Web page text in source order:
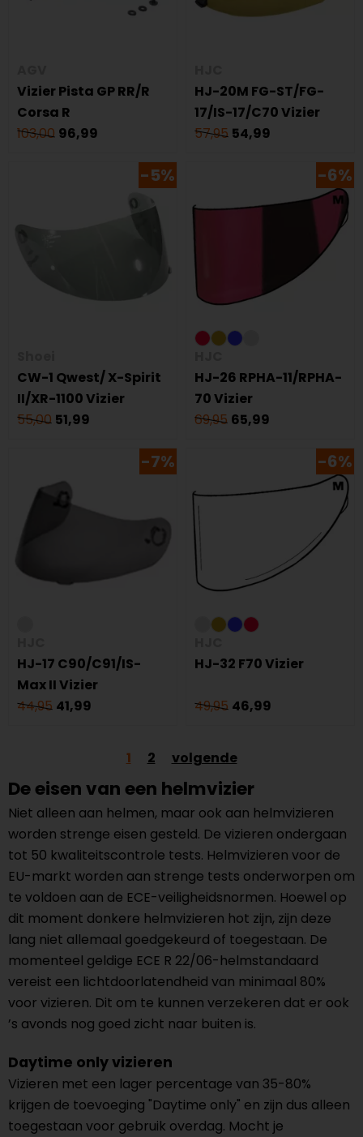
Vizier Pista GP RR/R
Corsa R
103,00 96,99
HJ-20M FG-ST/FG-
17/IS-17/C70 Vizier
57,95 54,99
-5%
CW-1 Qwest/ X-Spirit
II/XR-1100 Vizier
55,00 51,99
-6%
HJ-26 RPHA-11/RPHA-
70 Vizier
69,95 65,99
-7%
HJ-17 C90/C91/IS-
Max II Vizier
44,95 41,99
-6%
HJ-32 F70 Vizier
49,95 46,99
1 2 volgende
De eisen van een helmvizier
Niet alleen aan helmen, maar ook aan helmvizieren
worden strenge eisen gesteld. De vizieren ondergaan
tot 50 kwaliteitscontrole tests. Helmvizieren voor de
EU-markt worden aan strenge tests onderworpen om
te voldoen aan de ECE-veiligheidsnormen. Hoewel op
dit moment donkere helmvizieren hot zijn, zijn deze
lang niet allemaal goedgekeurd of toegestaan. De
momenteel geldige ECE R 22/06-helmstandaard
vereist een lichtdoorlatendheid van minimaal 80%
voor vizieren. Dit om te kunnen verzekeren dat er ook
’s avonds nog goed zicht naar buiten is.
Daytime only vizieren
Vizieren met een lager percentage van 35-80%
krijgen de toevoeging "Daytime only" en zijn dus alleen
toegestaan voor gebruik overdag. Mocht je